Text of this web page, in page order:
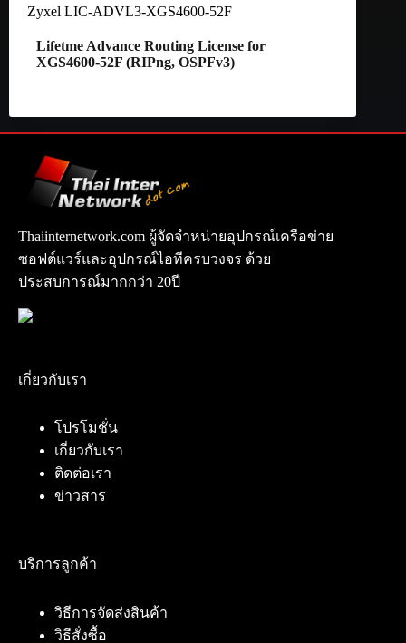
Zyxel LIC-ADVL3-XGS4600-52F
Lifetme Advance Routing License for
XGS4600-52F (RIPng, OSPFv3)
Thaiinternetwork.com ผู้จัดจำหน่ายอุปกรณ์เครือข่าย
ซอฟต์แวร์และอุปกรณ์ไอทีครบวงจร ด้วย
ประสบการณ์มากกว่า 20ปี
เกี่ยวกับเรา
โปรโมชั่น
เกี่ยวกับเรา
ติดต่อเรา
ข่าวสาร
บริการลูกค้า
วิธีการจัดส่งสินค้า
วิธีสั่งซื้อ